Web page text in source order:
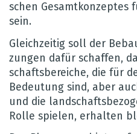
schen Gesamt­kon­zep­tes
sein.
Gleich­zei­tig soll der
zun­gen dafür schaf­fen,
schafts­be­rei­che, die für
Bedeu­tung sind, aber
und die
Rolle spie­len, erhal­ten